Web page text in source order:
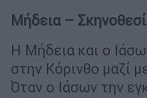
Μήδεια –
Η Μήδεια και ο
στην Κόρινθο μαζί
Όταν ο Ιάσων την